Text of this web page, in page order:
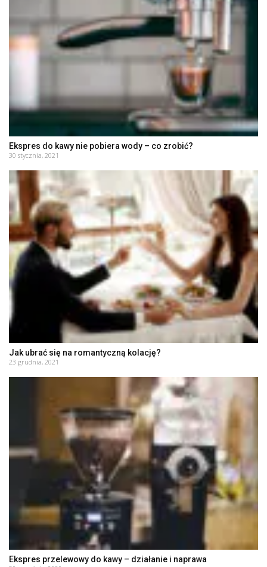
Ekspres do kawy nie pobiera wody – co zrobić?
30 stycznia, 2021
Jak ubrać się na romantyczną kolację?
23 grudnia, 2021
Ekspres przelewowy do kawy – działanie i naprawa